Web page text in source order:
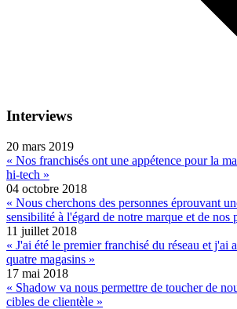
Interviews
20 mars 2019
« Nos franchisés ont une appétence pour la
hi-tech »
04 octobre 2018
« Nous cherchons des personnes éprouvant
sensibilité à l'égard de notre marque et de nos
11 juillet 2018
« J'ai été le premier franchisé du réseau et j'ai
quatre magasins »
17 mai 2018
« Shadow va nous permettre de toucher de
cibles de clientèle »